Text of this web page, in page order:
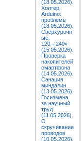
(18.05.2026).
Холтер,
Arduino:
проблемы
(18.05.2026).
Сверхурочн
ые:
120→240ч
(15.05.2026).
Проверка
накопителей
смартфона
(14.05.2026).
Санация
миндалин
(13.05.2026).
Госизмена
за научный
труд
(11.05.2026).
О
скручивании
проводов
(10.05.2026).